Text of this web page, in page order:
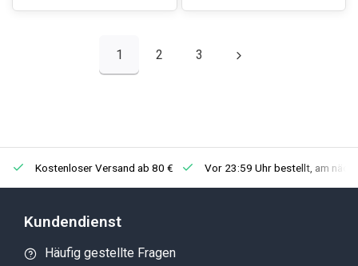
1 2 3
Kostenloser Versand ab 80 € Vor 23:59 Uhr bestellt, am nächsten
Kundendienst
Häufig gestellte Fragen